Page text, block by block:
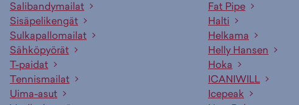
Salibandymailat
Sisäpelikengät
Sulkapallomailat
Sähköpyörät
T-paidat
Tennismailat
Uima-asut
Fat Pipe
Halti
Helkama
Helly Hansen
Hoka
ICANIWILL
Icepeak